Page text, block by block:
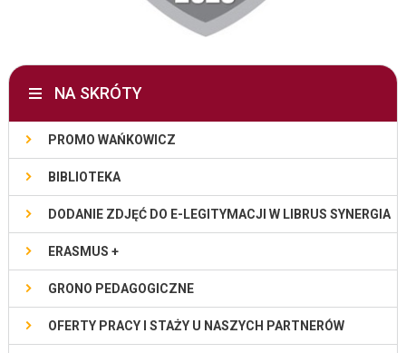
NA SKRÓTY
PROMO WAŃKOWICZ
BIBLIOTEKA
DODANIE ZDJĘĆ DO E-LEGITYMACJI W LIBRUS SYNERGIA
ERASMUS +
GRONO PEDAGOGICZNE
OFERTY PRACY I STAŻY U NASZYCH PARTNERÓW